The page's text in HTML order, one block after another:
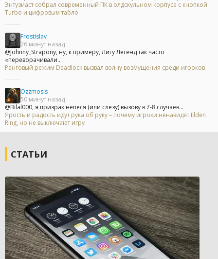
Энтузиаст собрал современный ПК в олдскульном корпусе с кнопкой
Turbo и цифровым табло
Frostislav
26 минут назад
@Johnny_Strapony, ну, к примеру, Лигу Легенд так часто
«переворачивали...
Ранговый режим Deadlock вызвал волну возмущения среди игроков
Ozzmosis
50 минут назад
@Bilal000, я призрак непеся (или слезу) вызову в 7-8 случаев...
Ярость и радость идут рука об руку – почему игроки ненавидят Elden
Ring, но не выключают игру
СТАТЬИ